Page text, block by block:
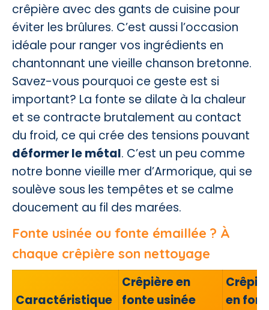
crêpière avec des gants de cuisine pour
éviter les brûlures. C’est aussi l’occasion
idéale pour ranger vos ingrédients en
chantonnant une vieille chanson bretonne.
Savez-vous pourquoi ce geste est si
important? La fonte se dilate à la chaleur
et se contracte brutalement au contact
du froid, ce qui crée des tensions pouvant
déformer le métal. C’est un peu comme
notre bonne vieille mer d’Armorique, qui se
soulève sous les tempêtes et se calme
doucement au fil des marées.
Fonte usinée ou fonte émaillée ? À
chaque crêpière son nettoyage
Caractéristique
Crêpière en
fonte usinée
en